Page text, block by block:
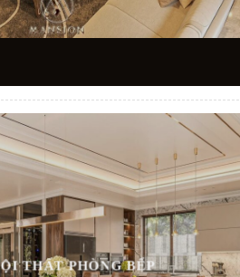
THẤT PHÒNG BẾP